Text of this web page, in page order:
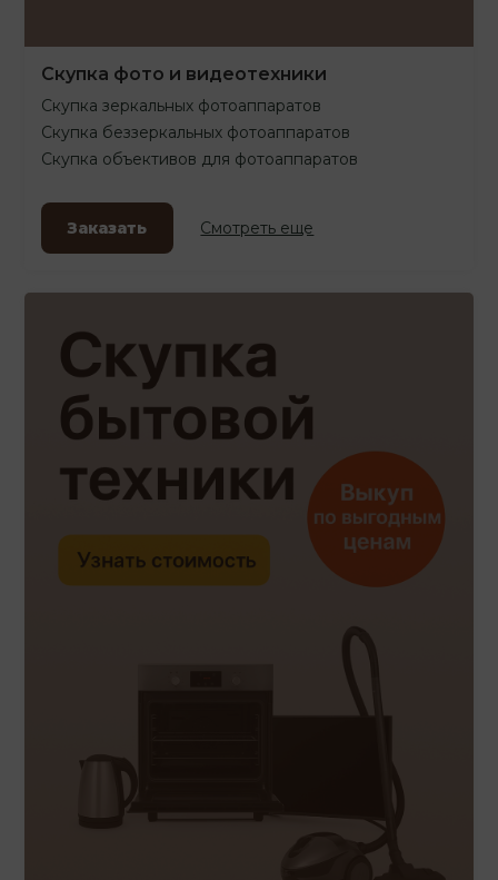
Скупка фото и видеотехники
Скупка зеркальных фотоаппаратов
Скупка беззеркальных фотоаппаратов
Скупка объективов для фотоаппаратов
Заказать Смотреть еще